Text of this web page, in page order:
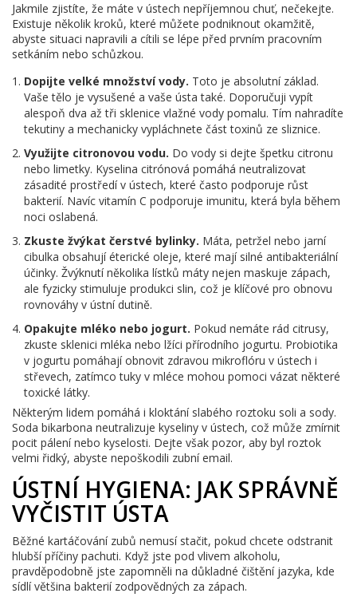
Jakmile zjistíte, že máte v ústech nepříjemnou chuť, nečekejte.
Existuje několik kroků, které můžete podniknout okamžitě,
abyste situaci napravili a cítili se lépe před prvním pracovním
setkáním nebo schůzkou.
Dopijte velké množství vody. Toto je absolutní základ.
Vaše tělo je vysušené a vaše ústa také. Doporučuji vypít
alespoň dva až tři sklenice vlažné vody pomalu. Tím nahradíte
tekutiny a mechanicky vypláchnete část toxinů ze sliznice.
Využijte citronovou vodu. Do vody si dejte špetku citronu
nebo limetky. Kyselina citrónová pomáhá neutralizovat
zásadité prostředí v ústech, které často podporuje růst
bakterií. Navíc vitamín C podporuje imunitu, která byla během
noci oslabená.
Zkuste žvýkat čerstvé bylinky. Máta, petržel nebo jarní
cibulka obsahují éterické oleje, které mají silné antibakteriální
účinky. Žvýknutí několika lístků máty nejen maskuje zápach,
ale fyzicky stimuluje produkci slin, což je klíčové pro obnovu
rovnováhy v ústní dutině.
Opakujte mléko nebo jogurt. Pokud nemáte rád citrusy,
zkuste sklenici mléka nebo lžíci přírodního jogurtu. Probiotika
v jogurtu pomáhají obnovit zdravou mikroflóru v ústech i
střevech, zatímco tuky v mléce mohou pomoci vázat některé
toxické látky.
Některým lidem pomáhá i kloktání slabého roztoku soli a sody.
Soda bikarbona neutralizuje kyseliny v ústech, což může zmírnit
pocit pálení nebo kyselosti. Dejte však pozor, aby byl roztok
velmi řidký, abyste nepoškodili zubní email.
ÚSTNÍ HYGIENA: JAK SPRÁVNĚ
VYČISTIT ÚSTA
Běžné kartáčování zubů nemusí stačit, pokud chcete odstranit
hlubší příčiny pachuti. Když jste pod vlivem alkoholu,
pravděpodobně jste zapomněli na důkladné čištění jazyka, kde
sídlí většina bakterií zodpovědných za zápach.